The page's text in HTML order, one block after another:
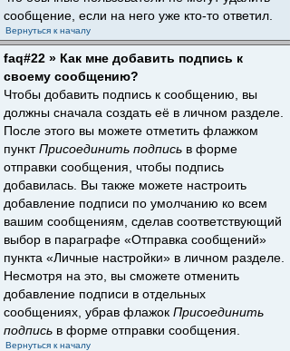
сообщение, если на него уже кто-то ответил.
Вернуться к началу
faq#22 » Как мне добавить подпись к
своему сообщению?
Чтобы добавить подпись к сообщению, вы
должны сначала создать её в личном разделе.
После этого вы можете отметить флажком
пунктПрисоединить подпись в форме
отправки сообщения, чтобы подпись
добавилась. Вы также можете настроить
добавление подписи по умолчанию ко всем
вашим сообщениям, сделав соответствующий
выбор в параграфе «Отправка сообщений»
пункта «Личные настройки» в личном разделе.
Несмотря на это, вы сможете отменить
добавление подписи в отдельных
сообщениях, убрав флажок Присоединить
подпись в форме отправки сообщения.
Вернуться к началу